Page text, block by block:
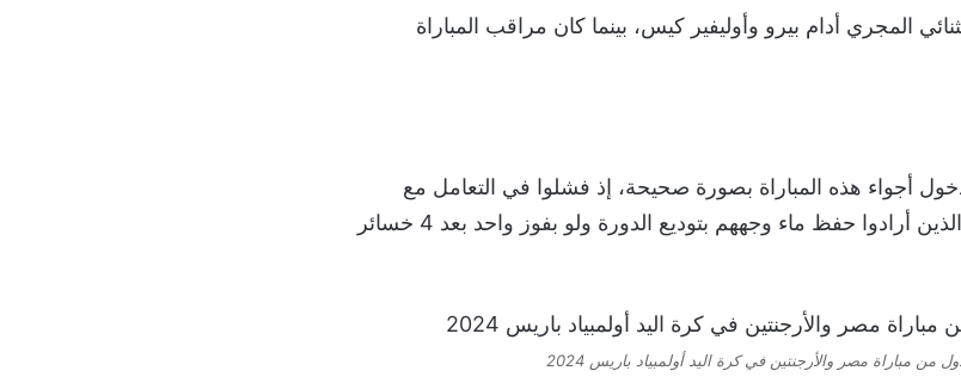
المجري أدام بيرو وأوليفير كيس، بينما كان مراقب المباراة
أجواء هذه المباراة بصورة صحيحة، إذ فشلوا في التعامل مع
الهجوم المستمر للاعبي الأرجنتين الذين أرادوا حفظ ماء وجههم بتوديع الدورة ولو بفوز واحد بعد 4 خسائر
من مباراة مصر والأرجنتين في كرة اليد أولمبياد باريس 2024